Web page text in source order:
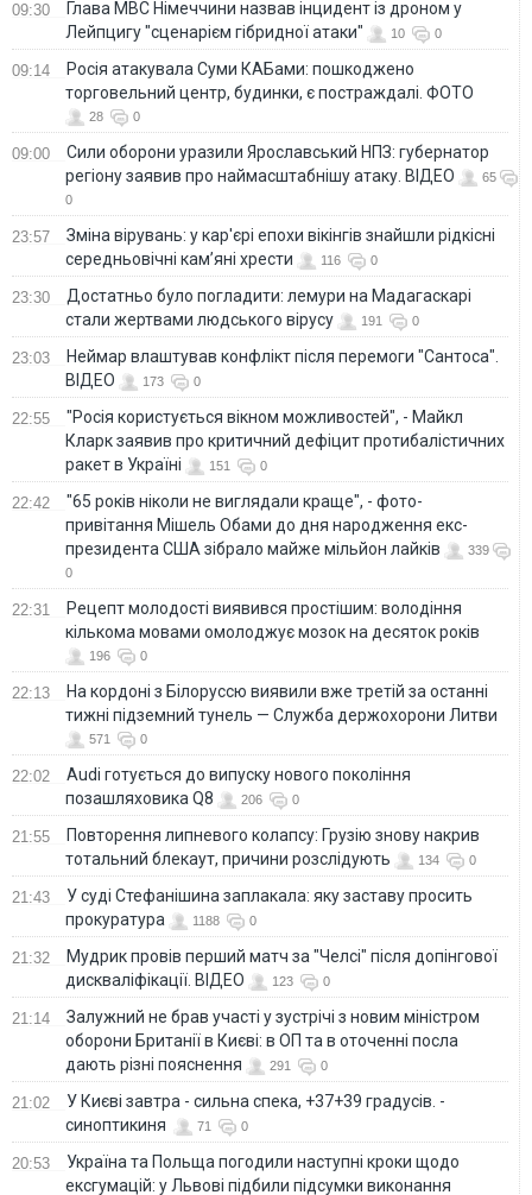
09:30
Глава МВС Німеччини назвав інцидент із дроном у
Лейпцигу "сценарієм гібридної атаки"
10 0
09:14
Росія атакувала Суми КАБами: пошкоджено
торговельний центр, будинки, є постраждалі. ФОТО
28 0
09:00
Сили оборони уразили Ярославський НПЗ: губернатор
регіону заявив про наймасштабнішу атаку. ВІДЕО
65
0
23:57
Зміна вірувань: у кар'єрі епохи вікінгів знайшли рідкісні
середньовічні кам’яні хрести
116 0
23:30
Достатньо було погладити: лемури на Мадагаскарі
стали жертвами людського вірусу
191 0
23:03
Неймар влаштував конфлікт після перемоги "Сантоса".
ВІДЕО
173 0
22:55
"Росія користується вікном можливостей", - Майкл
Кларк заявив про критичний дефіцит протибалістичних
ракет в Україні
151 0
22:42
"65 років ніколи не виглядали краще", - фото-
привітання Мішель Обами до дня народження екс-
президента США зібрало майже мільйон лайків
339
0
22:31
Рецепт молодості виявився простішим: володіння
кількома мовами омолоджує мозок на десяток років
196 0
22:13
На кордоні з Білоруссю виявили вже третій за останні
тижні підземний тунель — Служба держохорони Литви
571 0
22:02
Audi готується до випуску нового покоління
позашляховика Q8
206 0
21:55
Повторення липневого колапсу: Грузію знову накрив
тотальний блекаут, причини розслідують
134 0
21:43
У суді Стефанішина заплакала: яку заставу просить
прокуратура
1188 0
21:32
Мудрик провів перший матч за "Челсі" після допінгової
дискваліфікації. ВІДЕО
123 0
21:14
Залужний не брав участі у зустрічі з новим міністром
оборони Британії в Києві: в ОП та в оточенні посла
дають різні пояснення
291 0
21:02
У Києві завтра - сильна спека, +37+39 градусів. -
синоптикиня
71 0
20:53
Україна та Польща погодили наступні кроки щодо
ексгумацій: у Львові підбили підсумки виконання